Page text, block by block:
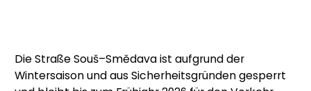
Die Straße Souš–Smědava ist aufgrund der
Wintersaison und aus Sicherheitsgründen gesperrt